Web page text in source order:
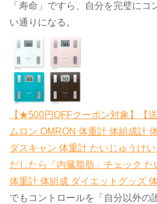
「寿命」ですら、自分を完璧にコ
い通りになる。
【★500円OFFクーポン対象】【
ムロン OMRON 体重計 体組成計
ダスキャン 体重計 たいじゅうけ
だしたら「内臓脂肪」チェック
体重計 体組成 ダイエットグッズ
でもコントロールを「自分以外の